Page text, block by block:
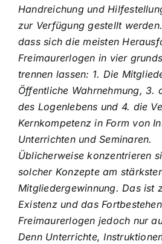
Handreichung und
zur Verfügung gestellt
dass sich die meisten
Freimaurerlogen in vier
trennen lassen: 1. Die
Öffentliche Wahrnehmung, 3.
des Logenlebens und 4. die
Kernkompetenz in Form von
Unterrichten und Seminaren.
Üblicherweise konzentrieren
solcher Konzepte am
Mitgliedergewinnung. Das ist
Existenz und das
Freimaurerlogen jedoch nur
Denn Unterrichte,